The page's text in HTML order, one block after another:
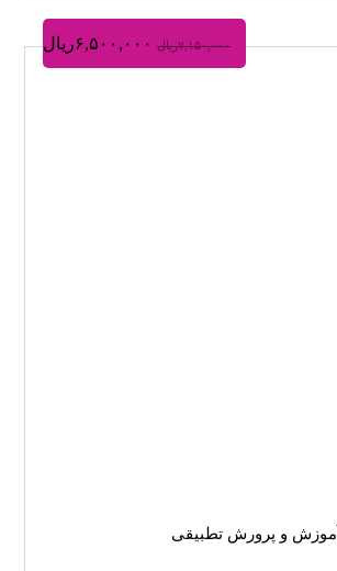
آموزش و پرورش تطبیقی
۷,۱۵۰,۰۰۰ریال ۶,۵۰۰,۰۰۰ریال